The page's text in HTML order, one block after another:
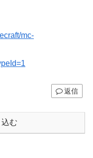
mc-
返信
む